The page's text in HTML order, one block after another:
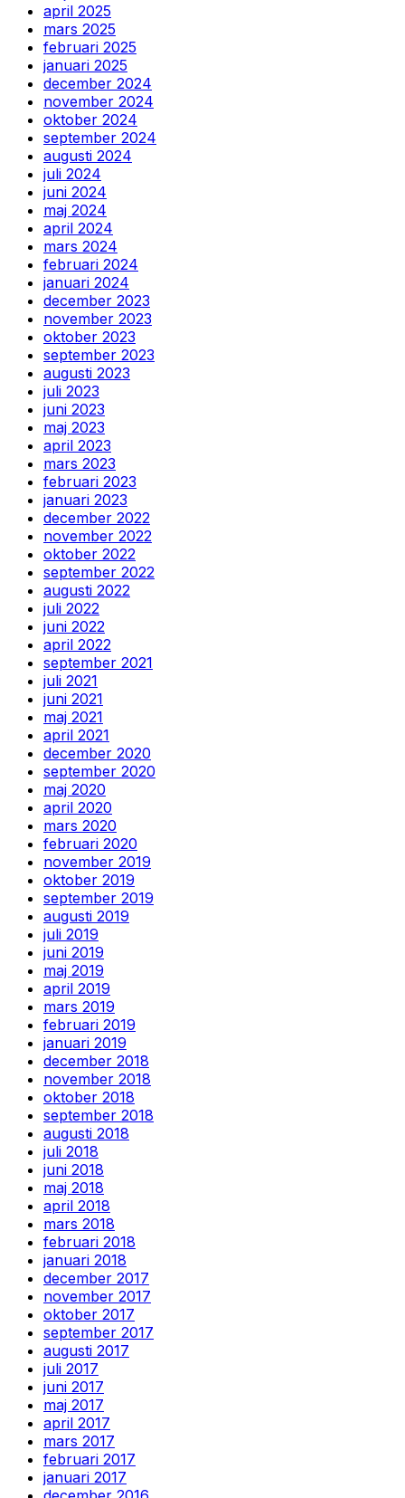
april 2025
mars 2025
februari 2025
januari 2025
december 2024
november 2024
oktober 2024
september 2024
augusti 2024
juli 2024
juni 2024
maj 2024
april 2024
mars 2024
februari 2024
januari 2024
december 2023
november 2023
oktober 2023
september 2023
augusti 2023
juli 2023
juni 2023
maj 2023
april 2023
mars 2023
februari 2023
januari 2023
december 2022
november 2022
oktober 2022
september 2022
augusti 2022
juli 2022
juni 2022
april 2022
september 2021
juli 2021
juni 2021
maj 2021
april 2021
december 2020
september 2020
maj 2020
april 2020
mars 2020
februari 2020
november 2019
oktober 2019
september 2019
augusti 2019
juli 2019
juni 2019
maj 2019
april 2019
mars 2019
februari 2019
januari 2019
december 2018
november 2018
oktober 2018
september 2018
augusti 2018
juli 2018
juni 2018
maj 2018
april 2018
mars 2018
februari 2018
januari 2018
december 2017
november 2017
oktober 2017
september 2017
augusti 2017
juli 2017
juni 2017
maj 2017
april 2017
mars 2017
februari 2017
januari 2017